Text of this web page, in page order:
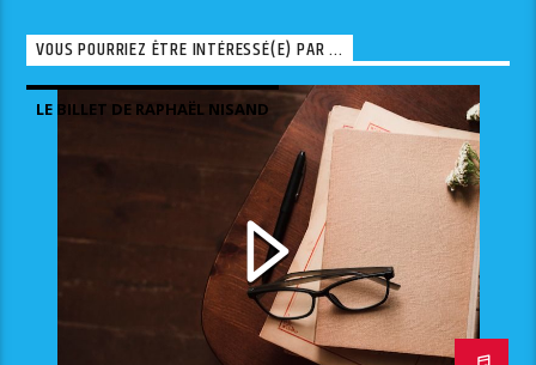
VOUS POURRIEZ ÊTRE INTÉRESSÉ(E) PAR ...
LE BILLET DE RAPHAËL NISAND